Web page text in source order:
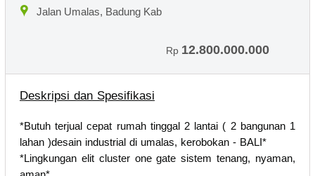
Jalan Umalas, Badung Kab
Rp 12.800.000.000
Deskripsi dan Spesifikasi
*Butuh terjual cepat rumah tinggal 2 lantai ( 2 bangunan 1
lahan )desain industrial di umalas, kerobokan - BALI*
*Lingkungan elit cluster one gate sistem tenang, nyaman,